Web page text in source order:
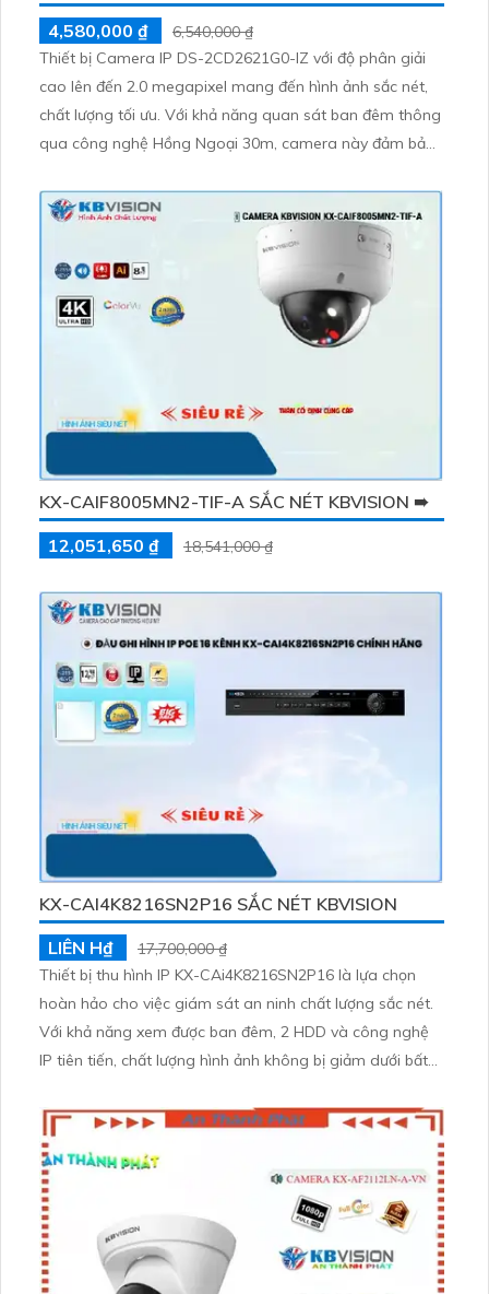
4,580,000 ₫
6,540,000 ₫
Thiết bị Camera IP DS-2CD2621G0-IZ với độ phân giải
cao lên đến 2.0 megapixel mang đến hình ảnh sắc nét,
chất lượng tối ưu. Với khả năng quan sát ban đêm thông
qua công nghệ Hồng Ngoại 30m, camera này đảm bảo
trang bị công nghệ IP hiện đại, camera không bị giảm
chất lượng Hồng Ngoại SMD, phù hợp cho việc giám sát
căn hộ, nhà phố
KX-CAIF8005MN2-TIF-A SẮC NÉT KBVISION ➠
12,051,650 ₫
18,541,000 ₫
KX-CAI4K8216SN2P16 SẮC NÉT KBVISION
LIÊN H₫
17,700,000 ₫
Thiết bị thu hình IP KX-CAi4K8216SN2P16 là lựa chọn
hoàn hảo cho việc giám sát an ninh chất lượng sắc nét.
Với khả năng xem được ban đêm, 2 HDD và công nghệ
IP tiên tiến, chất lượng hình ảnh không bị giảm dưới bất
IP, phù hợp cho các công trình lớn. Đầu ghi 16 kênh với
công nghệ AI mang lại sự tiện ích và hiệu quả tối đa cho
việc giám sát